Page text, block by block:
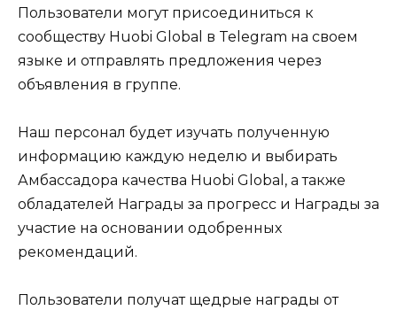
Пользователи могут присоединиться к
сообществу Huobi Global в Telegram на своем
языке и отправлять предложения через
объявления в группе.
Наш персонал будет изучать полученную
информацию каждую неделю и выбирать
Амбассадора качества Huobi Global, а также
обладателей Награды за прогресс и Награды за
участие на основании одобренных
рекомендаций.
Пользователи получат щедрые награды от